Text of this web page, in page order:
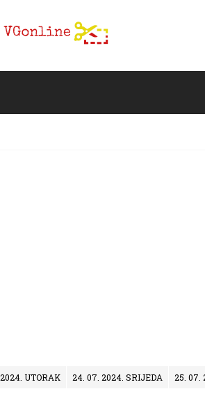
UTORAK 24. 07. 2024. SRIJEDA 25. 07.